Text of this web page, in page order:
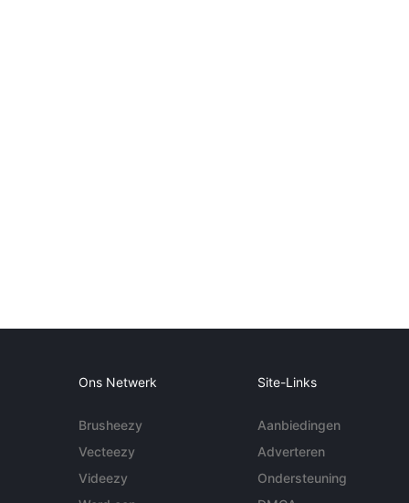
Ons Netwerk
Brusheezy
Vecteezy
Videezy
Site-Links
Aanbiedingen
Adverteren
Ondersteuning